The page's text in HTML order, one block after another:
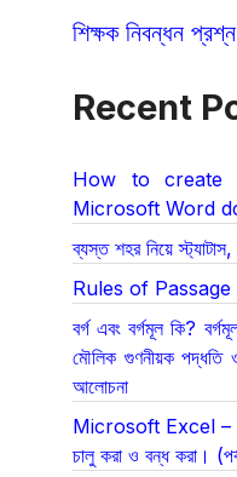
শিক্ষক নিবন্ধন প্রশ্ন
Recent
How to
Microsoft Word
ব্যস্ত শহর নিয়ে
Rules of Passage
বর্গ এবং বর্গমূল কি?
মৌলিক গুণনীয়ক পদ্ধতি
আলোচনা
Microsoft Excel –
চালু করা ও বন্ধ করা।